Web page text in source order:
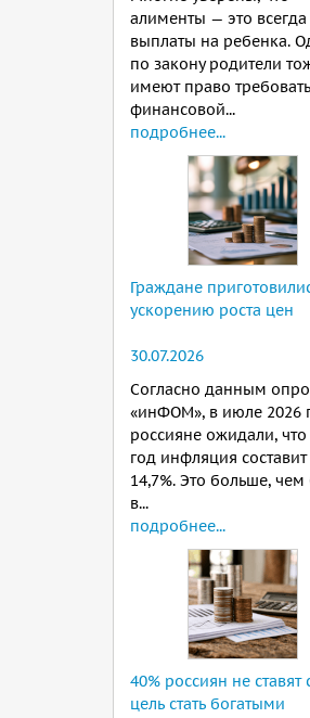
алименты — это всегда
выплаты на ребенка.
по закону родители
имеют право требовать
финансовой...
подробнее...
Граждане
ускорению роста цен
30.07.2026
Согласно данным
«инФОМ», в июле 2026
россияне ожидали, что
год инфляция составит
14,7%. Это больше,
в...
подробнее...
40% россиян не ставят
цель стать богатыми